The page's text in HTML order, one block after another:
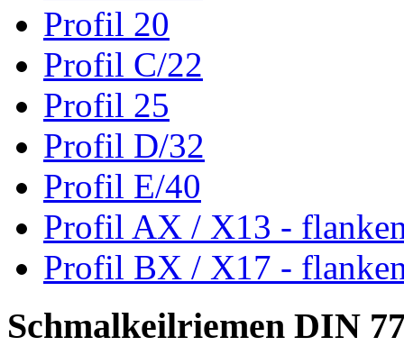
Profil 20
Profil C/22
Profil 25
Profil D/32
Profil E/40
Profil AX / X13 -
Profil BX / X17 -
Schmalkeilriemen DIN